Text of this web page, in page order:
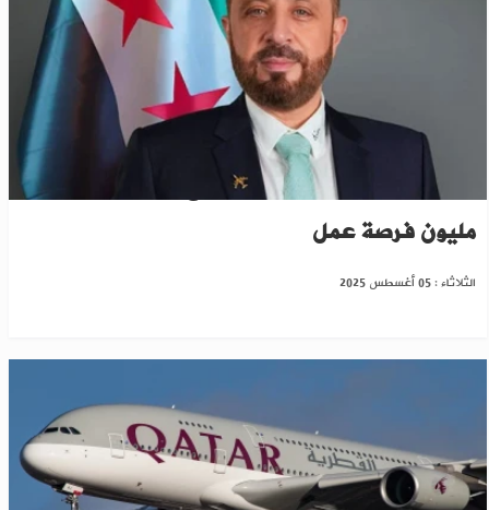
سوريا تكشف خطة لتطوير قطاع الطيران وتوفير
مليون فرصة عمل
الثلاثاء : 05 أغسطس 2025